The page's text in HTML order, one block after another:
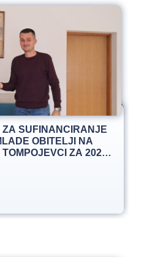
ZA SUFINANCIRANJE
OBITELJI NA
ZA 2025.